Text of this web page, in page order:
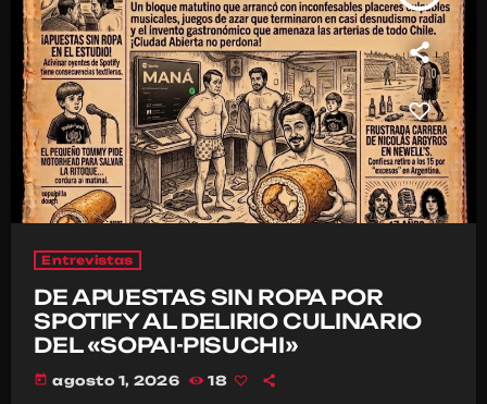
Entrevistas
DE APUESTAS SIN ROPA POR
SPOTIFY AL DELIRIO CULINARIO
DEL «SOPAI-PISUCHI»
today agosto 1, 2026 18